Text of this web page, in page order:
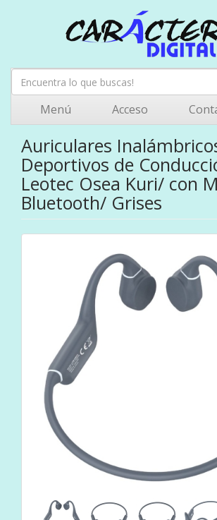
Menú Acceso
Auriculares
Deportivos de
Leotec Osea Kuri/ con
Bluetooth/ Grises